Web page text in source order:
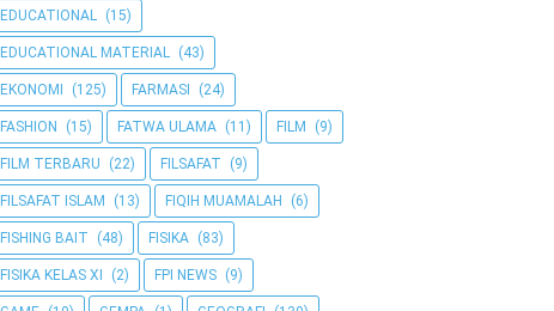
EDUCATIONAL (15)
EDUCATIONAL MATERIAL (43)
EKONOMI (125) FARMASI (24)
FASHION (15) FATWA ULAMA (11) FILM (9)
FILM TERBARU (22) FILSAFAT (9)
FILSAFAT ISLAM (13) FIQIH MUAMALAH (6)
FISHING BAIT (48) FISIKA (83)
FISIKA KELAS XI (2) FPI NEWS (9)